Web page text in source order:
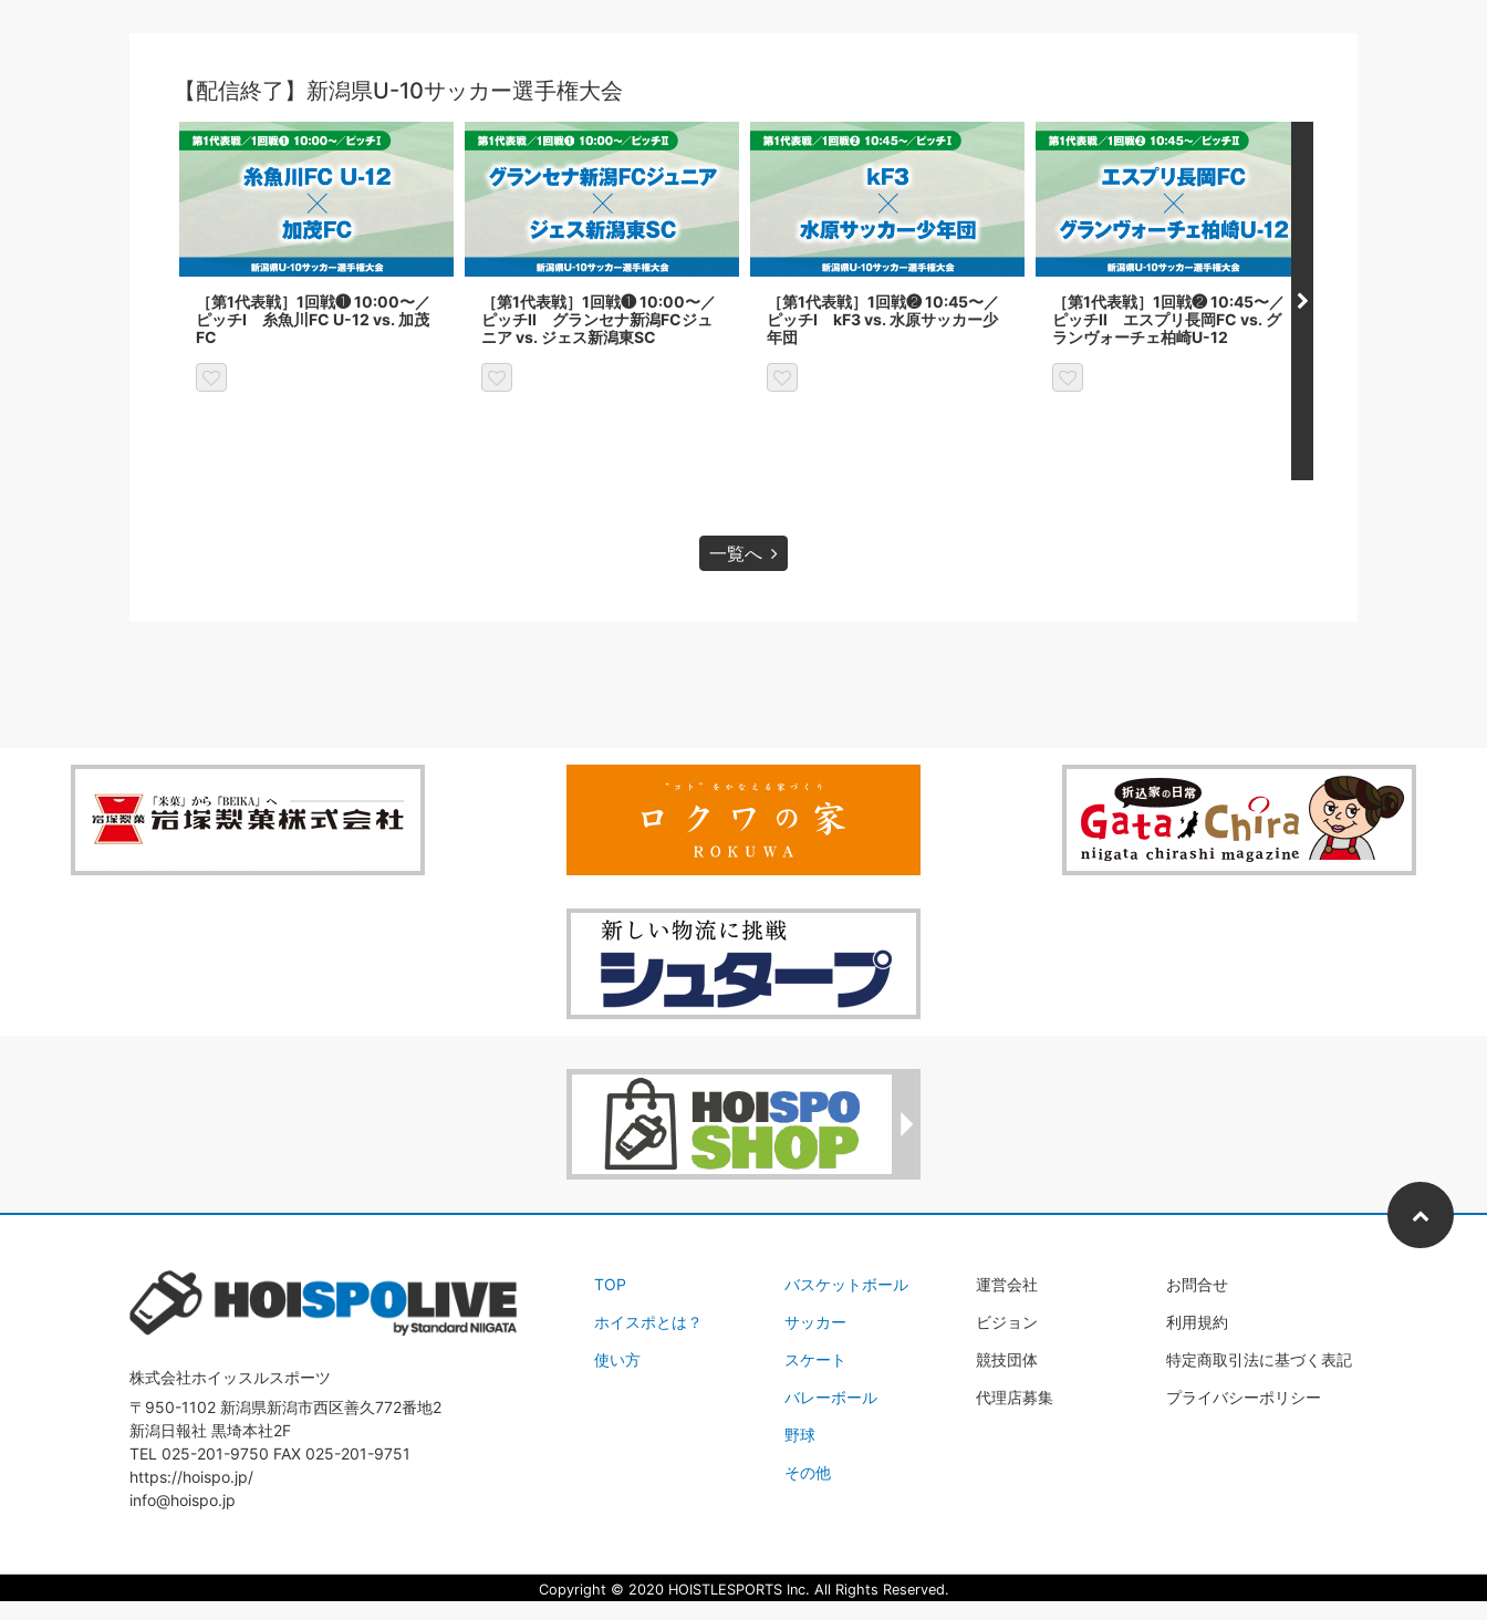
【配信終了】新潟県U-10サッカー選手権大会
［第1代表戦］1回戦❶ 10:00〜／
ピッチⅠ 糸魚川FC U-12 vs. 加茂
FC
［第1代表戦］1回戦❶ 10:00〜／
ピッチⅡ グランセナ新潟FCジュ
ニア vs. ジェス新潟東SC
［第1代表戦］1回戦❷ 10:45〜／
ピッチⅠ kF3 vs. 水原サッカー少
年団
［第1代表戦］1回戦❷ 10:45〜／
ピッチⅡ エスプリ長岡FC vs. グ
ランヴォーチェ柏崎U-12
一覧へ
株式会社ホイッスルスポーツ
〒950-1102 新潟県新潟市西区善久772番地2
新潟日報社 黒埼本社2F
TEL 025-201-9750 FAX 025-201-9751
https://hoispo.jp/
info@hoispo.jp
TOP
ホイスポとは？
使い方
バスケットボール
サッカー
スケート
バレーボール
野球
その他
運営会社
ビジョン
競技団体
代理店募集
お問合せ
利用規約
特定商取引法に基づく表記
プライバシーポリシー
Copyright © 2020 HOISTLESPORTS Inc. All Rights Reserved.